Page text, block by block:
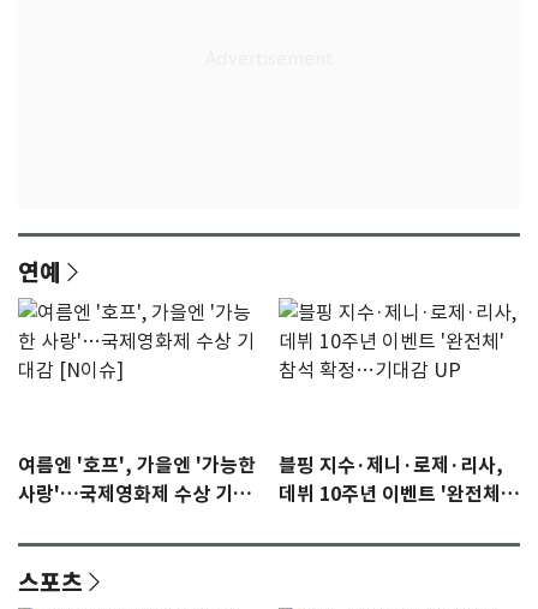
연예
여름엔 '호프', 가을엔 '가능한
사랑'…국제영화제 수상 기대
블핑 지수·제니·로제·리사,
데뷔 10주년 이벤트 '완전체'
스포츠